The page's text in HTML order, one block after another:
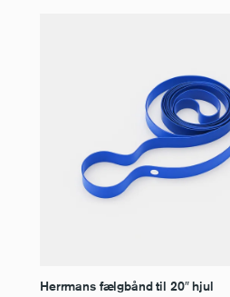
Herrmans fælgbånd til 20″ hjul